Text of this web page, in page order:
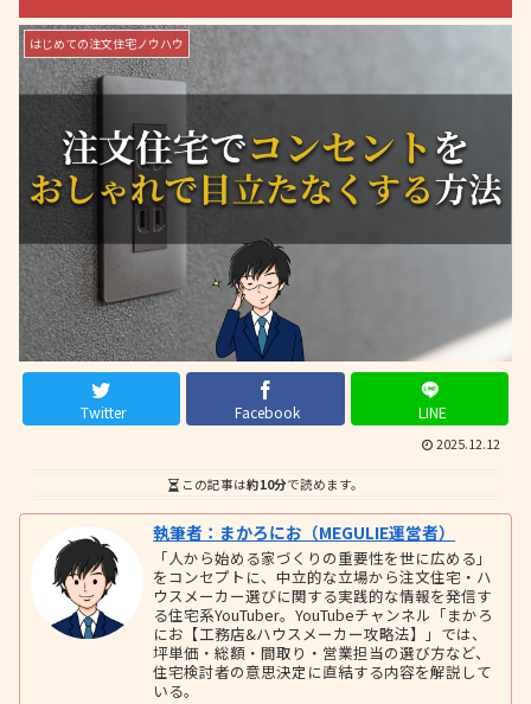
はじめての注文住宅ノウハウ
Twitter Facebook LINE
2025.12.12
この記事は約10分で読めます。
執筆者：まかろにお（MEGULIE運営者）
「人から始める家づくりの重要性を世に広める」
をコンセプトに、中立的な立場から注文住宅・ハ
ウスメーカー選びに関する実践的な情報を発信す
る住宅系YouTuber。YouTubeチャンネル「まかろ
にお【工務店&ハウスメーカー攻略法】」では、
坪単価・総額・間取り・営業担当の選び方など、
住宅検討者の意思決定に直結する内容を解説して
いる。